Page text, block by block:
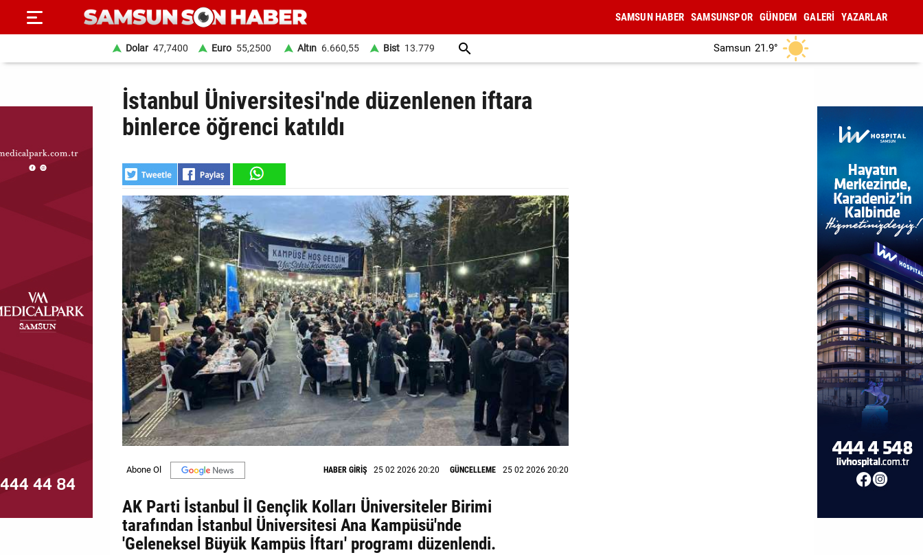
SAYFA
HABER
DÜNYA
MAGAZİN
Künye
İletişim
SAMSUN HABER SAMSUNSPOR GÜNDEM GALERİ YAZARLAR
Dolar 47,7400 Euro 55,2500 Altın 6.660,55 Bist 13.779 Samsun 21.9°
İstanbul Üniversitesi'nde düzenlenen iftara
binlerce öğrenci katıldı
HABER GİRİŞ 25 02 2026 20:20 GÜNCELLEME 25 02 2026 20:20
AK Parti İstanbul İl Gençlik Kolları Üniversiteler Birimi
tarafından İstanbul Üniversitesi Ana Kampüsü'nde
'Geleneksel Büyük Kampüs İftarı' programı düzenlendi.